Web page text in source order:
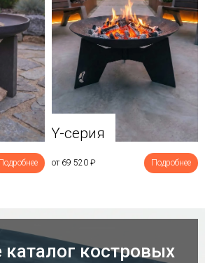
Подробнее
Y-серия
от 69 520 ₽ Подробнее
каталог костровых